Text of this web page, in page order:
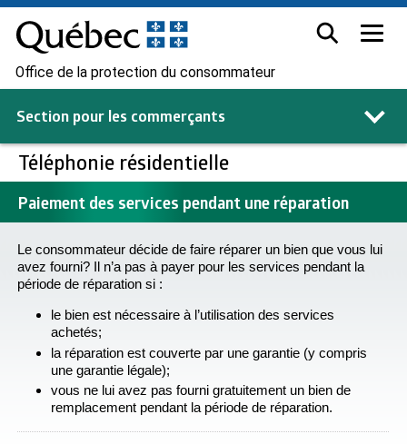
Office de la protection du consommateur
Section pour les commerçants
Téléphonie résidentielle
Paiement des services pendant une réparation
Le consommateur décide de faire réparer un bien que vous lui
avez fourni? Il n’a pas à payer pour les services pendant la
période de réparation si :
le bien est nécessaire à l’utilisation des services
achetés;
la réparation est couverte par une garantie (y compris
une garantie légale);
vous ne lui avez pas fourni gratuitement un bien de
remplacement pendant la période de réparation.